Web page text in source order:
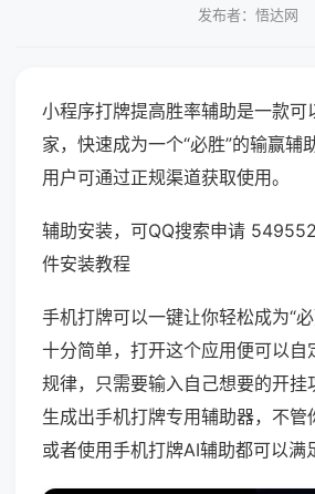
发布者：悟达网
小程序打牌提高胜率辅助是一款可
家，快速成为一个“必胜”的输赢辅
用户可通过正规渠道获取使用。
辅助安装，可QQ搜索申请
件安装教程
手机打牌可以一键让你轻松成为“
十分简单，打开这个应用便可以自
规律，只需要输入自己想要的开挂
生成出手机打牌专用辅助器，不管
或者使用手机打牌AI辅助都可以满